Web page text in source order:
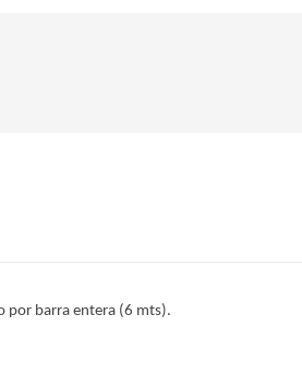
por barra entera (6 mts).